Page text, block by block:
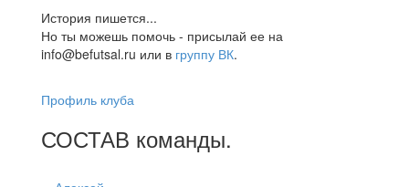
История пишется...
Но ты можешь помочь - присылай ее на
info@befutsal.ru или в группу ВК.
Профиль клуба
СОСТАВ команды.